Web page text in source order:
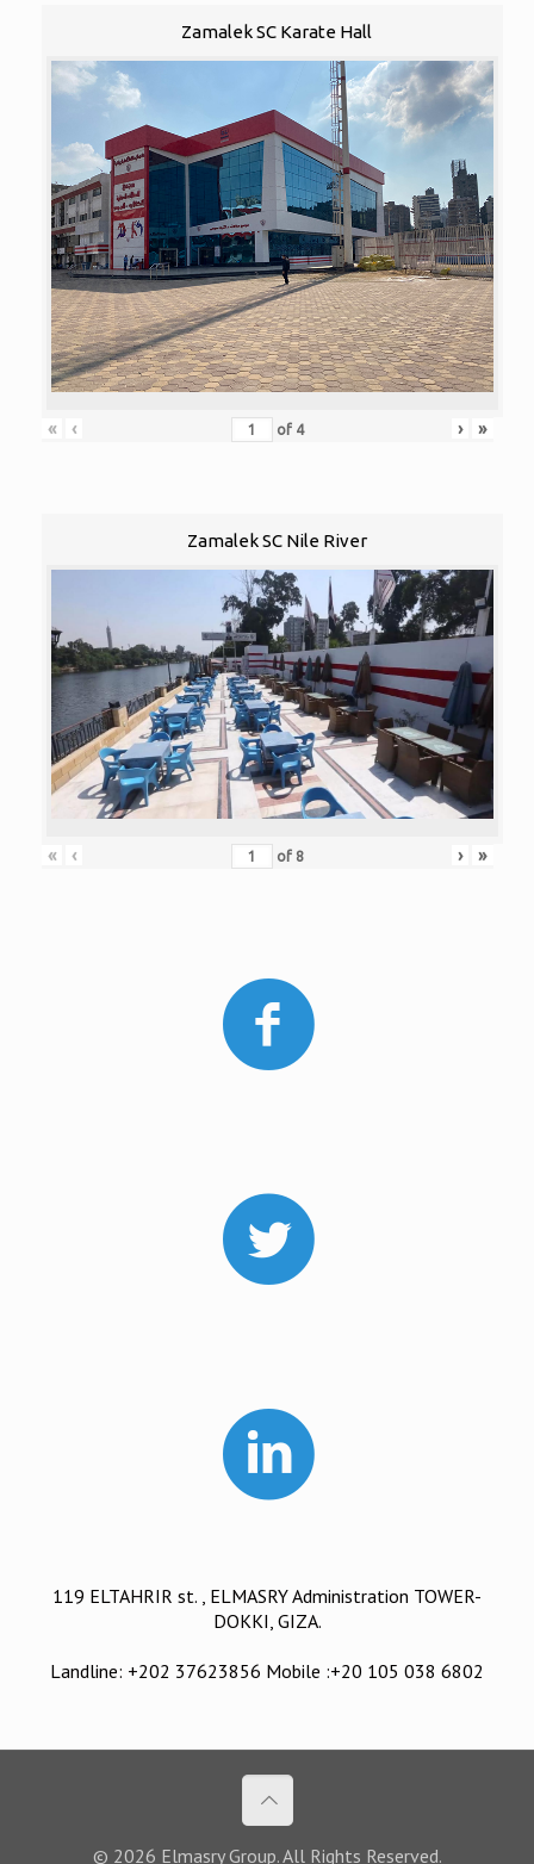
Zamalek SC Karate Hall
« ‹ of 4 › »
Zamalek SC Nile River
« ‹ of 8 › »
119 ELTAHRIR st. , ELMASRY Administration TOWER-
DOKKI, GIZA.
Landline: +202 37623856 Mobile :+20 105 038 6802
© 2026 Elmasry Group. All Rights Reserved.